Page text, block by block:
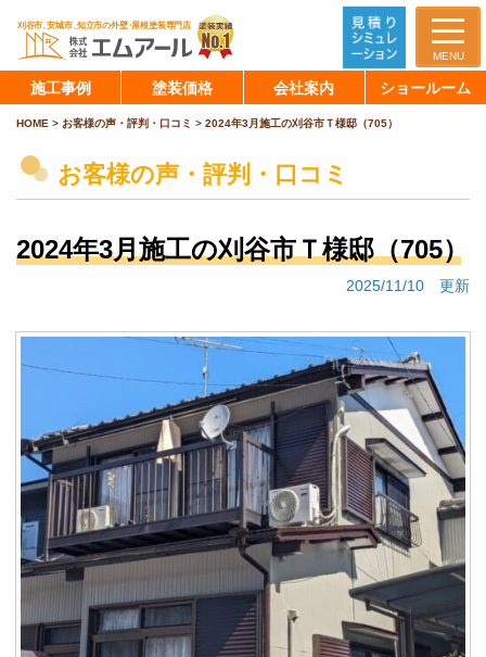
MENU
施工事例 塗装価格 会社案内 ショールーム
HOME > お客様の声・評判・口コミ > 2024年3月施工の刈谷市Ｔ様邸（705）
お客様の声・評判・口コミ
2024年3月施工の刈谷市Ｔ様邸（705）
2025/11/10 更新